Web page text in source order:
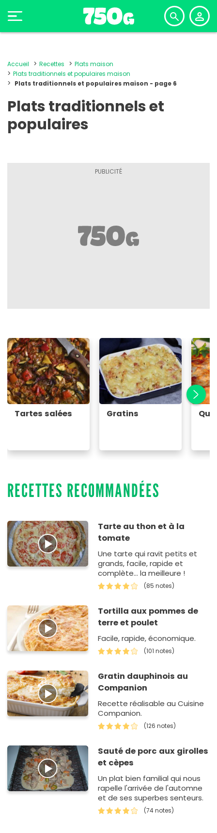
Accueil Recettes
Plats maison
Plats traditionnels et populaires maison
Plats traditionnels et populaires maison - page 6
Plats traditionnels et
populaires
Tartes salées Gratins
RECETTES RECOMMANDÉES
Tarte au thon et à la
tomate
Une tarte qui ravit petits et
grands, facile, rapide et
complète... la meilleure !
(85 notes)
Tortilla aux pommes de
terre et poulet
Facile, rapide, économique.
(101 notes)
Gratin dauphinois au
Companion
Recette réalisable au Cuisine
Companion.
(126 notes)
Sauté de porc aux girolles
et cèpes
Un plat bien familial qui nous
rapelle l'arrivée de l'automne
et de ses superbes senteurs.
(74 notes)